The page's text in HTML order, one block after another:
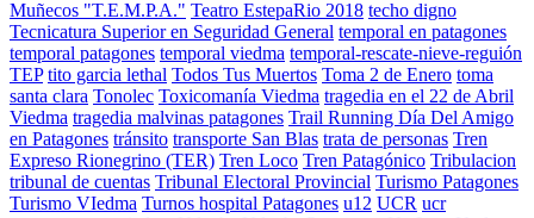
Muñecos "T.E.M.P.A." Teatro EstepaRio 2018 techo digno
Tecnicatura Superior en Seguridad General temporal en patagones
temporal patagones temporal viedma temporal-rescate-nieve-reguión
TEP tito garcia lethal Todos Tus Muertos Toma 2 de Enero toma
santa clara Tonolec Toxicomanía Viedma tragedia en el 22 de Abril
Viedma tragedia malvinas patagones Trail Running Día Del Amigo
en Patagones tránsito transporte San Blas trata de personas Tren
Expreso Rionegrino (TER) Tren Loco Tren Patagónico Tribulacion
tribunal de cuentas Tribunal Electoral Provincial Turismo Patagones
Turismo VIedma Turnos hospital Patagones u12 UCR ucr